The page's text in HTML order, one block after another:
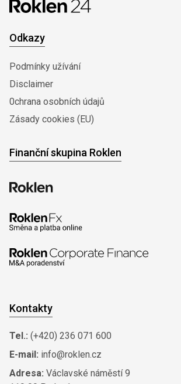
Odkazy
Podmínky užívání
Disclaimer
0chrana osobních údajů
Zásady cookies (EU)
Finanční skupina Roklen
Kontakty
Tel.: (+420) 236 071 600
E-mail: info@roklen.cz
Adresa: Václavské náměstí 9